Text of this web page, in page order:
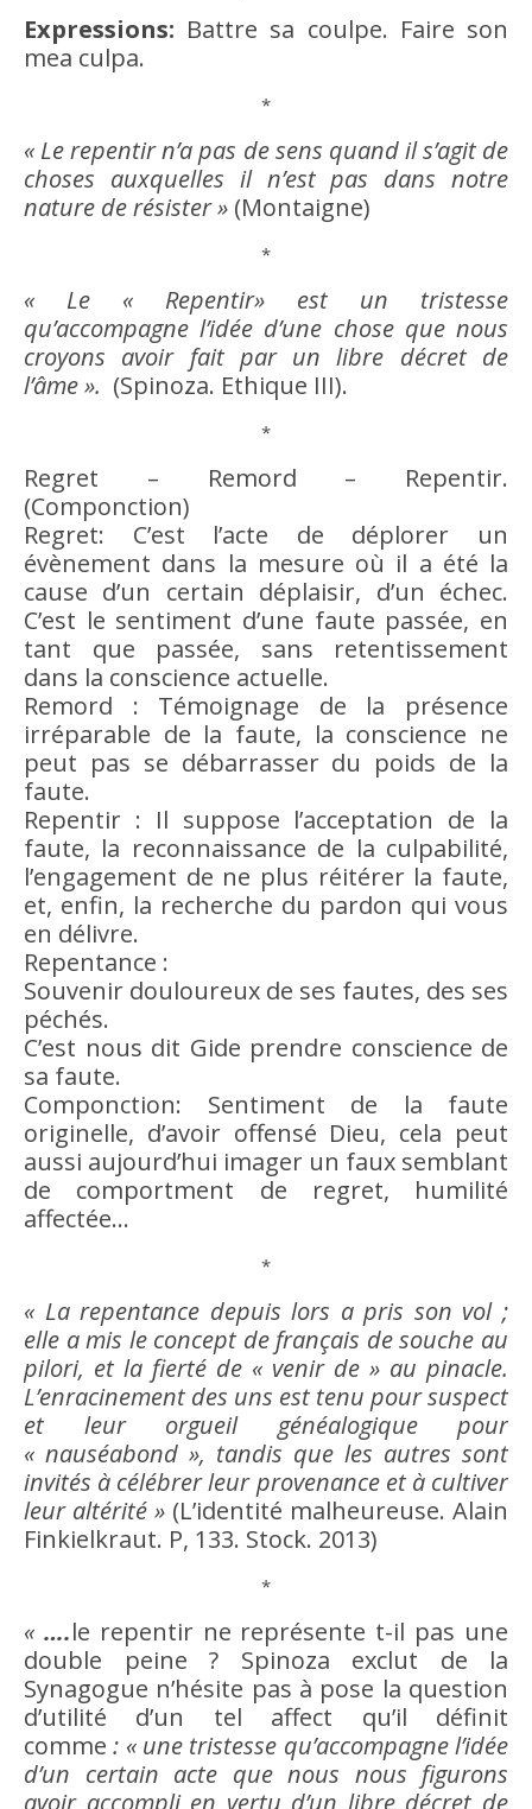
Expressions: Battre sa coulpe. Faire son
mea culpa.
*
« Le repentir n’a pas de sens quand il s’agit de
choses auxquelles il n’est pas dans notre
nature de résister » (Montaigne)
*
« Le « Repentir» est un tristesse
qu’accompagne l’idée d’une chose que nous
croyons avoirfait par un libre décret de
l’âme». (Spinoza. Ethique III).
*
Regret – Remord – Repentir.
(Componction)
Regret: C’est l’acte de déplorer un
évènement dans la mesure où il a été la
cause d’un certain déplaisir, d’un échec.
C’est le sentiment d’une faute passée, en
tant que passée, sans retentissement
dans la conscience actuelle.
Remord : Témoignage de la présence
irréparable de la faute, la conscience ne
peut pas se débarrasser du poids de la
faute.
Repentir : Il suppose l’acceptation de la
faute, la reconnaissance de la culpabilité,
l’engagement de ne plus réitérer la faute,
et, enfin, la recherche du pardon qui vous
en délivre.
Repentance :
Souvenir douloureux de ses fautes, des ses
péchés.
C’est nous dit Gide prendre conscience de
sa faute.
Componction: Sentiment de la faute
originelle, d’avoiroffensé Dieu, cela peut
aussi aujourd’hui imager un faux semblant
de comportment de regret, humilité
affectée…
*
« La repentance depuis lors a pris son vol ;
elle a mis le concept de français de souche au
pilori, et la fierté de « venir de » au pinacle.
L’enracinement des uns est tenu pour suspect
et leur orgueilgénéalogique pour
« nauséabond », tandis que les autres sont
invités à célébrer leur provenance et à cultiver
leur altérité » (L’identité malheureuse. Alain
Finkielkraut. P, 133. Stock. 2013)
*
« ….le repentir ne représente t-il pas une
double peine ? Spinoza exclut de la
Synagogue n’hésite pas à pose la question
d’utilité d’un tel affect qu’il définit
comme: « une tristesse qu’accompagne l’idée
d’un certain acte que nous nous figurons
avoiraccompli en vertu d’un libre décret de